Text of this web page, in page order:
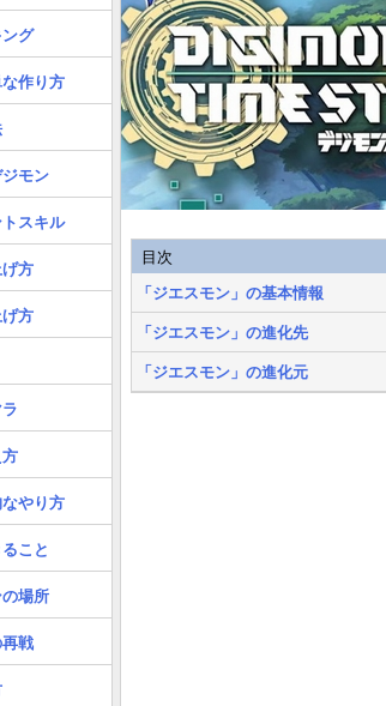
目次
「ジエスモン」の基本情報
「ジエスモン」の進化先
「ジエスモン」の進化元
グ
作り方
モン
スキル
方
方
やり方
こと
場所
戦